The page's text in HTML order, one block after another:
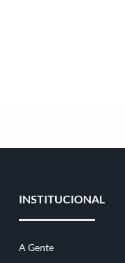
INSTITUCIONAL
A Gente